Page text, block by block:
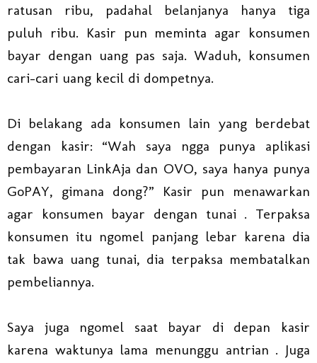
ratusan ribu, padahal belanjanya hanya tiga
puluh ribu. Kasir pun meminta agar konsumen
bayar dengan uang pas saja. Waduh, konsumen
cari-cari uang kecil di dompetnya.
Di belakang ada konsumen lain yang berdebat
dengan kasir: “Wah saya ngga punya aplikasi
pembayaran LinkAja dan OVO, saya hanya punya
GoPAY, gimana dong?” Kasir pun menawarkan
agar konsumen bayar dengan tunai . Terpaksa
konsumen itu ngomel panjang lebar karena dia
tak bawa uang tunai, dia terpaksa membatalkan
pembeliannya.
Saya juga ngomel saat bayar di depan kasir
karena waktunya lama menunggu antrian . Juga